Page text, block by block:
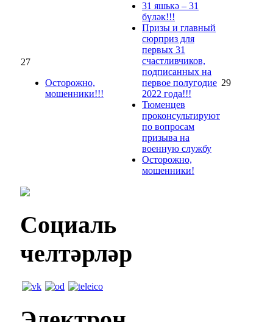
27
Осторожно,
мошенники!!!
31 яшькә – 31
бүләк!!!
Призы и главный
сюрприз для
первых 31
счастливчиков,
подписанных на
первое полугодие
2022 года!!!
Тюменцев
проконсультируют
по вопросам
призыва на
военную службу
Осторожно,
мошенники!
29
Социаль
челтәрләр